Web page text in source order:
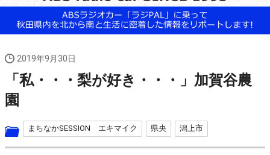
2019年9月30日
「私・・・梨が好き・・・」加賀谷農
園
まちなかSESSION エキマイク 県央 潟上市